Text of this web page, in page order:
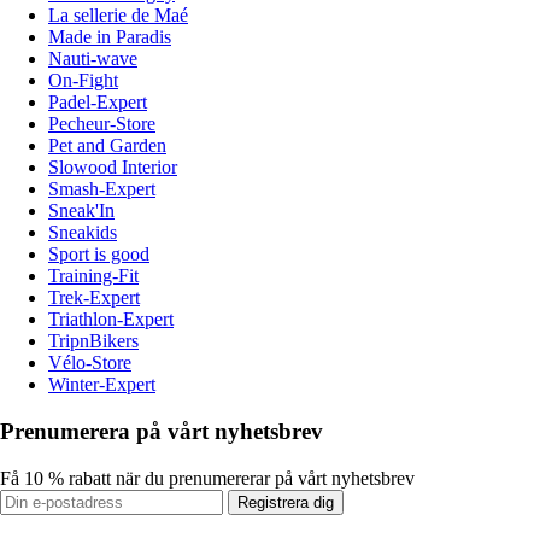
La sellerie de Maé
Made in Paradis
Nauti-wave
On-Fight
Padel-Expert
Pecheur-Store
Pet and Garden
Slowood Interior
Smash-Expert
Sneak'In
Sneakids
Sport is good
Training-Fit
Trek-Expert
Triathlon-Expert
TripnBikers
Vélo-Store
Winter-Expert
Prenumerera på vårt nyhetsbrev
Få 10 % rabatt när du prenumererar på vårt nyhetsbrev
Registrera dig